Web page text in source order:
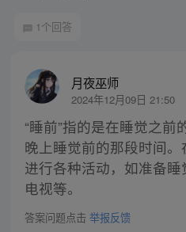
1个回答
月夜巫师
2024年12月09日 21:50
“睡前”指的是在睡觉之
晚上睡觉前的那段时间
进行各种活动，如准备
电视等。
答案问题点击 举报反馈